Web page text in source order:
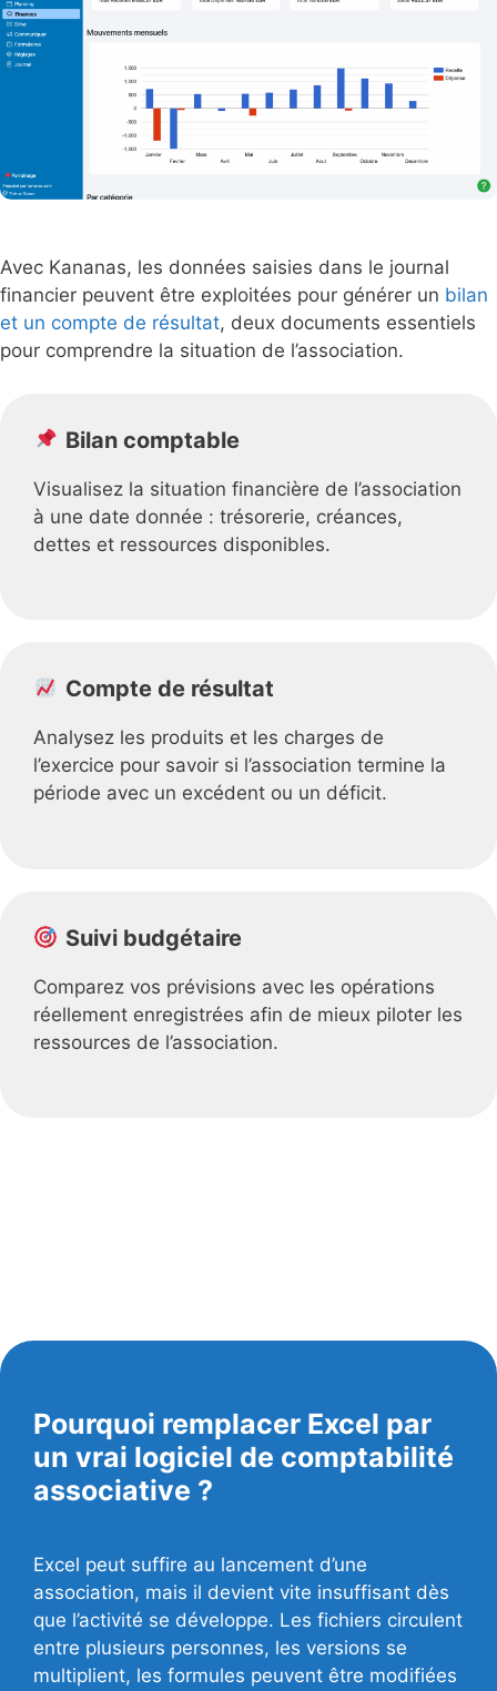
Avec Kananas, les données saisies dans le journal
financier peuvent être exploitées pour générer un bilan
et un compte de résultat, deux documents essentiels
pour comprendre la situation de l’association.
Bilan comptable
Visualisez la situation financière de l’association
à une date donnée : trésorerie, créances,
dettes et ressources disponibles.
Compte de résultat
Analysez les produits et les charges de
l’exercice pour savoir si l’association termine la
période avec un excédent ou un déficit.
Suivi budgétaire
Comparez vos prévisions avec les opérations
réellement enregistrées afin de mieux piloter les
ressources de l’association.
Pourquoi remplacer Excel par
un vrai logiciel de comptabilité
associative ?
Excel peut suffire au lancement d’une
association, mais il devient vite insuffisant dès
que l’activité se développe. Les fichiers circulent
entre plusieurs personnes, les versions se
multiplient, les formules peuvent être modifiées